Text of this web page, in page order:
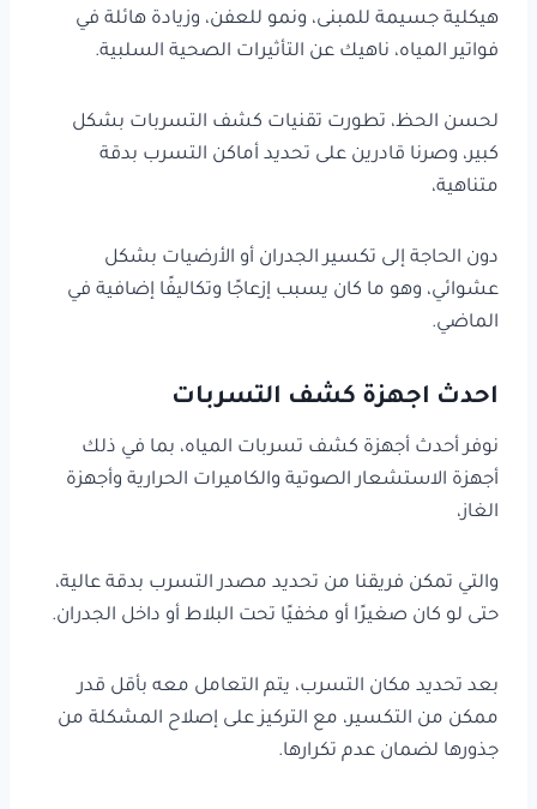
هيكلية جسيمة للمبنى، ونمو للعفن، وزيادة هائلة في
فواتير المياه، ناهيك عن التأثيرات الصحية السلبية.
لحسن الحظ، تطورت تقنيات كشف التسربات بشكل
كبير، وصرنا قادرين على تحديد أماكن التسرب بدقة
متناهية،
دون الحاجة إلى تكسير الجدران أو الأرضيات بشكل
عشوائي، وهو ما كان يسبب إزعاجًا وتكاليفًا إضافية في
الماضي.
احدث اجهزة كشف التسربات
نوفر أحدث أجهزة كشف تسربات المياه، بما في ذلك
أجهزة الاستشعار الصوتية والكاميرات الحرارية وأجهزة
الغاز،
والتي تمكن فريقنا من تحديد مصدر التسرب بدقة عالية،
حتى لو كان صغيرًا أو مخفيًا تحت البلاط أو داخل الجدران.
بعد تحديد مكان التسرب، يتم التعامل معه بأقل قدر
ممكن من التكسير، مع التركيز على إصلاح المشكلة من
جذورها لضمان عدم تكرارها.